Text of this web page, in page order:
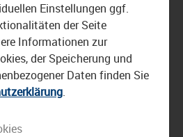
Wenn am 10. Juli das
beginnt, dann wird ein Festbier
getestet und für gut befunden
ist nämlich zur offiziellen
worden, wo talentierte
gesorgt haben, dass
ausfindig machen
Festbier so alles in sich hat.
Einstellungen ggf.
der Seite
Informationen zur
der Speicherung und
Daten finden Sie
.